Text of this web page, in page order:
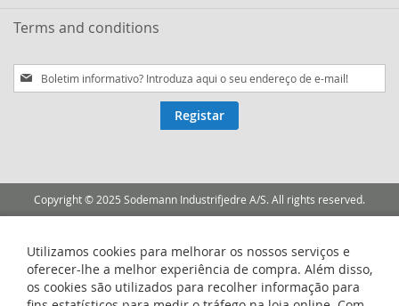
Terms and conditions
Subscreva
a
Registar
Copyright © 2025 Sodemann Industrifjedre A/S. All rights reserved.
Utilizamos cookies para melhorar os nossos serviços e
oferecer-lhe a melhor experiência de compra. Além disso,
os cookies são utilizados para recolher informação para